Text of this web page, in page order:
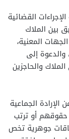
القضائية
بين الملاك
المعنية،
والدعوة إلى
والحاجزين
الجماعية
حقوقهم أو ترتب
جوهرية تخص